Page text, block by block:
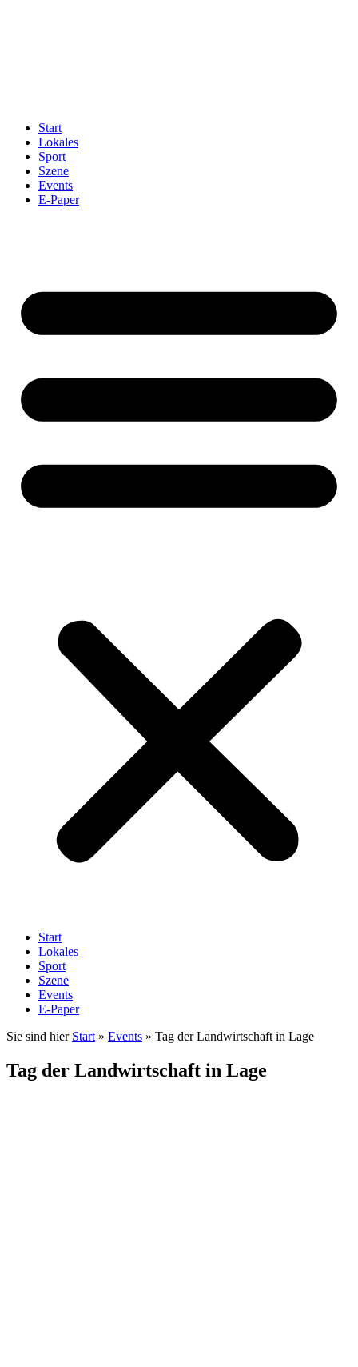
Start
Lokales
Sport
Szene
Events
E-Paper
Start
Lokales
Sport
Szene
Events
E-Paper
Sie sind hier Start » Events » Tag der Landwirtschaft in Lage
Tag der Landwirtschaft in Lage